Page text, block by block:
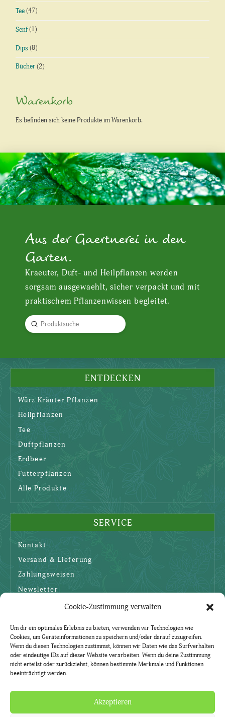
Cookie-Zustimmung verwalten
Um dir ein optimales Erlebnis zu bieten, verwenden wir Technologien wie
Cookies, um Geräteinformationen zu speichern und/oder darauf zuzugreifen.
Wenn du diesen Technologien zustimmst, können wir Daten wie das Surfverhalten
oder eindeutige IDs auf dieser Website verarbeiten. Wenn du deine Zustimmung
nicht erteilst oder zurückziehst, können bestimmte Merkmale und Funktionen
beeinträchtigt werden.
Akzeptieren
Tee (47)
Senf(1)
Dips (8)
Bücher (2)
Warenkorb
Es befinden sich keine Produkte im Warenkorb.
Aus der Gaertnerei in den
Garten.
Kraeuter, Duft- und Heilpflanzen werden
sorgsam ausgewaehlt, sicher verpackt und mit
praktischem Pflanzenwissen begleitet.
Search
Submit
ENTDECKEN
Würz Kräuter Pflanzen
Heilpflanzen
Tee
Duftpflanzen
Erdbeer
Futterpflanzen
Alle Produkte
SERVICE
Kontakt
Versand & Lieferung
Zahlungsweisen
Newsletter
SICHERHEIT
AGBs
Datenschutzerklärung
Widerruf
Impressum